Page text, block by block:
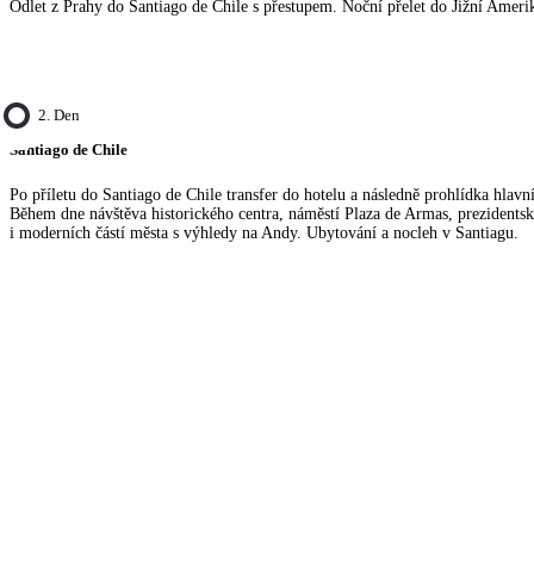
Odlet z Prahy do Santiago de Chile s přestupem. Noční přelet do Jižní
2. Den
Santiago de Chile
Po příletu do Santiago de Chile transfer do hotelu a následně prohlídka
Během dne návštěva historického centra, náměstí Plaza de Armas,
i moderních částí města s výhledy na Andy. Ubytování a nocleh v Santiagu.